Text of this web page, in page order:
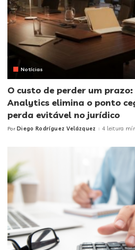
Notícias
O custo de perder um
Analytics elimina o ponto
perda evitável no jurídico
Posted
Por Diego Rodríguez Velázquez 4 leitura